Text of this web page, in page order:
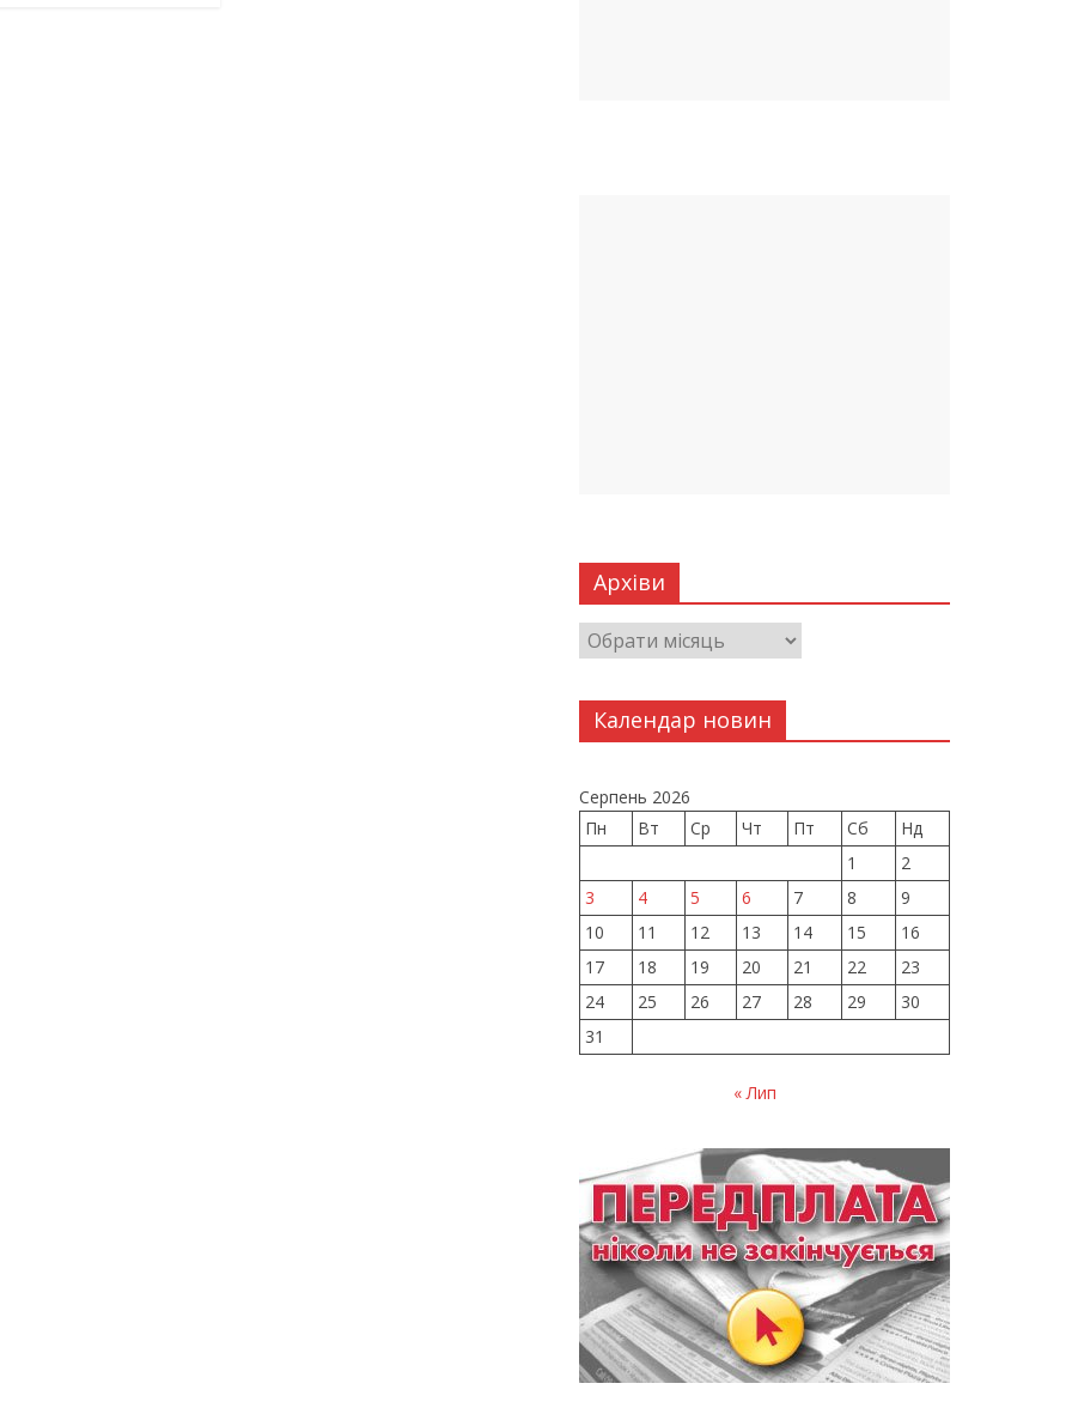
Архіви
Календар новин
Серпень 2026
Пн
Вт Ср Чт Пт Сб
Нд
1
2
3
4 5 6 7 8
9
10
11 12 13 14 15
16
17
18 19 20 21 22
23
24
25 26 27 28 29
30
31
« Лип